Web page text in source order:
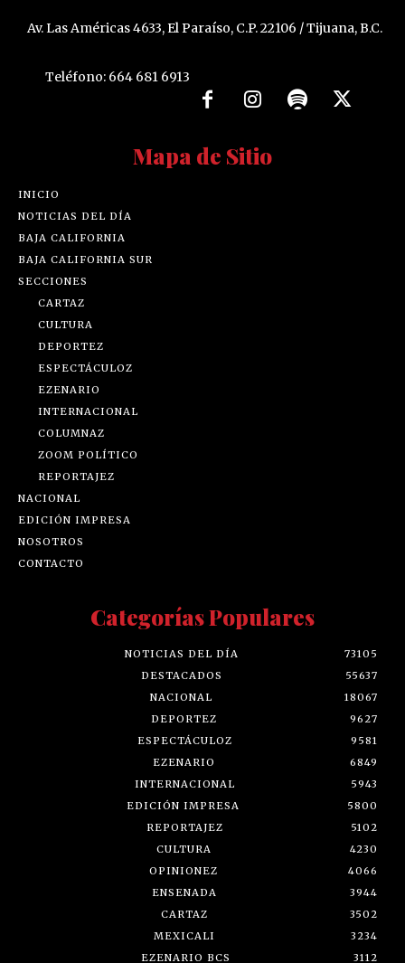
Av. Las Américas 4633, El Paraíso, C.P. 22106 / Tijuana, B.C.
Teléfono: 664 681 6913
Mapa de Sitio
INICIO
NOTICIAS DEL DÍA
BAJA CALIFORNIA
BAJA CALIFORNIA SUR
SECCIONES
CARTAZ
CULTURA
DEPORTEZ
ESPECTÁCULOZ
EZENARIO
INTERNACIONAL
COLUMNAZ
ZOOM POLÍTICO
REPORTAJEZ
NACIONAL
EDICIÓN IMPRESA
NOSOTROS
CONTACTO
Categorías Populares
NOTICIAS DEL DÍA
73105
DESTACADOS
55637
NACIONAL
18067
DEPORTEZ
9627
ESPECTÁCULOZ
9581
EZENARIO
6849
INTERNACIONAL
5943
EDICIÓN IMPRESA
5800
REPORTAJEZ
5102
CULTURA
4230
OPINIONEZ
4066
ENSENADA
3944
CARTAZ
3502
MEXICALI
3234
EZENARIO BCS
3112